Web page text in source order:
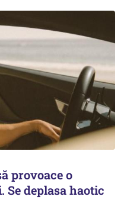
provoace o
Se deplasa haotic